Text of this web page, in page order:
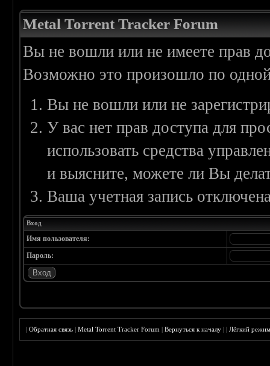
Metal Torrent Tracker Forum
Вы не вошли или не имеете прав
Возможно это произошло по
Вы не вошли или не
У вас нет прав доступа для
использовать средства
и выясните, можете ли Вы
Ваша учетная запись
Вход
Имя пользователя:
Пароль:
|Обратная связь |Metal Torrent Tracker Forum |Вернуться к началу ||Лёгкий